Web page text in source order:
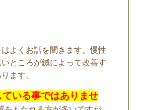
よくお話を聞きます。慢性
ところが鍼によって改善す
ます。
いる事ではありませ